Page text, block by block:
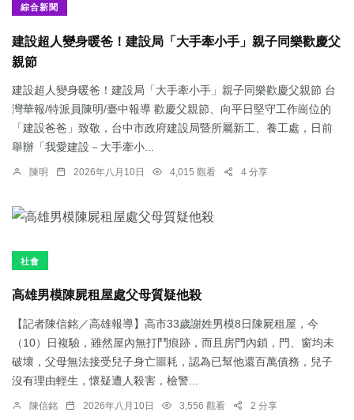
綜合新聞
建設超人變身暖爸！建設局「大手牽小手」親子同樂歡慶父
親節
建設超人變身暖爸！建設局「大手牽小手」親子同樂歡慶父親節 台
灣華報/特派員陳明/臺中報導 歡慶父親節、向平日堅守工作崗位的
「建設爸爸」致敬，台中市政府建設局暨所屬新工、養工處，日前
舉辦「我愛建設－大手牽小...
陳明 2026年八月10日 4,015 觀看 4 分享
社會
高雄男模陳屍租屋處父母質疑他殺
【記者陳信銘／高雄報導】高市33歲謝姓男模8日陳屍租屋，今
（10）日複驗，雖然屋內無打鬥痕跡，而且房門內鎖，門、窗均未
破壞，父母無法接受兒子身亡噩耗，認為已幫他還百萬債務，兒子
沒有理由輕生，懷疑遭人殺害，檢警...
陳信銘 2026年八月10日 3,556 觀看 2 分享